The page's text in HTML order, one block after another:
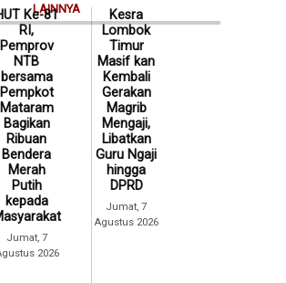
LAINNYA
Ke-81
RI,
Pemprov
NTB
bersama
Pempkot
Mataram
Bagikan
Ribuan
Bendera
Merah
Putih
kepada
Jumat, 7
2026
Kesra
Lombok
Timur
Masif kan
Kembali
Gerakan
Magrib
Mengaji,
Libatkan
Guru Ngaji
hingga
DPRD
Jumat, 7
Agustus 2026